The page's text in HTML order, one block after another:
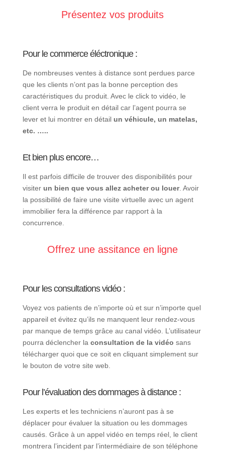
Présentez vos produits
Pour le commerce éléctronique :
De nombreuses ventes à distance sont perdues parce
que les clients n’ont pas la bonne perception des
caractéristiques du produit. Avec le click to vidéo, le
client verra le produit en détail car l’agent pourra se
lever et lui montrer en détail un véhicule, un matelas,
etc. …..
Et bien plus encore…
Il est parfois difficile de trouver des disponibilités pour
visiter un bien que vous allez acheter ou louer. Avoir
la possibilité de faire une visite virtuelle avec un agent
immobilier fera la différence par rapport à la
concurrence.
Offrez une assitance en ligne
Pour les consultations vidéo :
Voyez vos patients de n’importe où et sur n’importe quel
appareil et évitez qu’ils ne manquent leur rendez-vous
par manque de temps grâce au canal vidéo. L’utilisateur
pourra déclencher la consultation de la vidéo sans
télécharger quoi que ce soit en cliquant simplement sur
le bouton de votre site web.
Pour l’évaluation des dommages à distance :
Les experts et les techniciens n’auront pas à se
déplacer pour évaluer la situation ou les dommages
causés. Grâce à un appel vidéo en temps réel, le client
montrera l’incident par l’intermédiaire de son téléphone